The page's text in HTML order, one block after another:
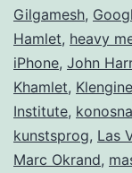
Gilgamesh,
Hamlet, heavy
iPhone, John
Khamlet,
Institute,
kunstsprog, Las
Marc Okrand,